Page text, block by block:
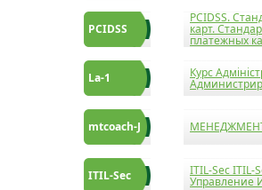
PCIDSS
PCIDSS.
карт.
платежных
La-1 Курс
mtcoach-J
ITIL-Sec ITIL-Sec ITIL-
Управление